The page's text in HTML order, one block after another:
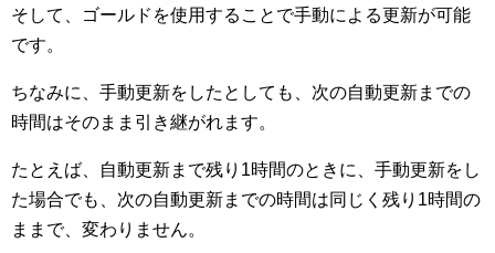
そして、ゴールドを使用することで手動による更新が可能
です。
ちなみに、手動更新をしたとしても、次の自動更新までの
時間はそのまま引き継がれます。
たとえば、自動更新まで残り1時間のときに、手動更新をし
た場合でも、次の自動更新までの時間は同じく残り1時間の
ままで、変わりません。